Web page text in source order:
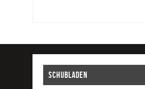
Schubladen